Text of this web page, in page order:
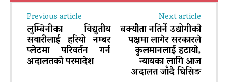
Previous article
लुम्बिनीका विद्युतीय
सवारीलाई हरियो नम्बर
प्लेटमा परिवर्तन गर्न
अदालतको परमादेश
Next article
बक्यौता नतिर्ने उद्योगीकाे
पक्षमा लागेर सरकारले
कुलमानलाई हटायो,
न्यायका लागि आज
अदालत जाँदै घिसिङ